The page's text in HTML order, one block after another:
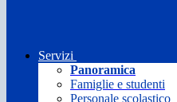
Servizi
Panoramica
Famiglie e studenti
Personale scolastico